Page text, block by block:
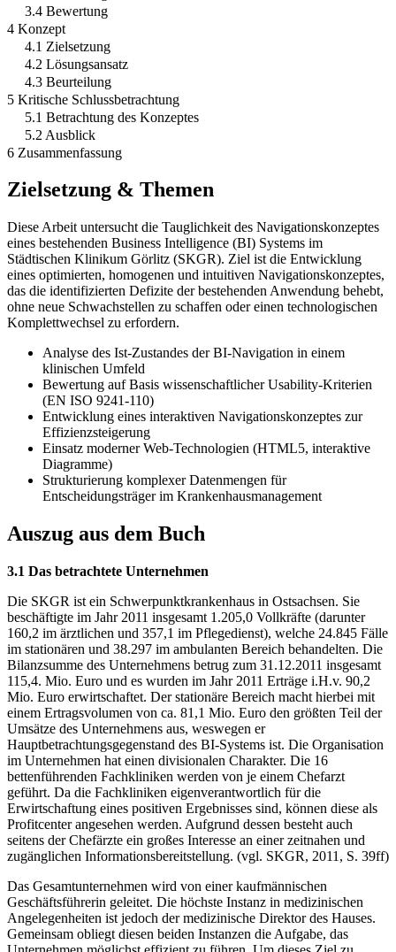
3.4 Bewertung
4 Konzept
4.1 Zielsetzung
4.2 Lösungsansatz
4.3 Beurteilung
5 Kritische Schlussbetrachtung
5.1 Betrachtung des Konzeptes
5.2 Ausblick
6 Zusammenfassung
Zielsetzung & Themen
Diese Arbeit untersucht die Tauglichkeit des Navigationskonzeptes
eines bestehenden Business Intelligence (BI) Systems im
Städtischen Klinikum Görlitz (SKGR). Ziel ist die Entwicklung
eines optimierten, homogenen und intuitiven Navigationskonzeptes,
das die identifizierten Defizite der bestehenden Anwendung behebt,
ohne neue Schwachstellen zu schaffen oder einen technologischen
Komplettwechsel zu erfordern.
Analyse des Ist-Zustandes der BI-Navigation in einem
klinischen Umfeld
Bewertung auf Basis wissenschaftlicher Usability-Kriterien
(EN ISO 9241-110)
Entwicklung eines interaktiven Navigationskonzeptes zur
Effizienzsteigerung
Einsatz moderner Web-Technologien (HTML5, interaktive
Diagramme)
Strukturierung komplexer Datenmengen für
Entscheidungsträger im Krankenhausmanagement
Auszug aus dem Buch
3.1 Das betrachtete Unternehmen
Die SKGR ist ein Schwerpunktkrankenhaus in Ostsachsen. Sie
beschäftigte im Jahr 2011 insgesamt 1.205,0 Vollkräfte (darunter
160,2 im ärztlichen und 357,1 im Pflegedienst), welche 24.845 Fälle
im stationären und 38.297 im ambulanten Bereich behandelten. Die
Bilanzsumme des Unternehmens betrug zum 31.12.2011 insgesamt
115,4. Mio. Euro und es wurden im Jahr 2011 Erträge i.H.v. 90,2
Mio. Euro erwirtschaftet. Der stationäre Bereich macht hierbei mit
einem Ertragsvolumen von ca. 81,1 Mio. Euro den größten Teil der
Umsätze des Unternehmens aus, weswegen er
Hauptbetrachtungsgegenstand des BI-Systems ist. Die Organisation
im Unternehmen hat einen divisionalen Charakter. Die 16
bettenführenden Fachkliniken werden von je einem Chefarzt
geführt. Da die Fachkliniken eigenverantwortlich für die
Erwirtschaftung eines positiven Ergebnisses sind, können diese als
Profitcenter angesehen werden. Aufgrund dessen besteht auch
seitens der Chefärzte ein großes Interesse an einer zeitnahen und
zugänglichen Informationsbereitstellung. (vgl. SKGR, 2011, S. 39ff)
Das Gesamtunternehmen wird von einer kaufmännischen
Geschäftsführerin geleitet. Die höchste Instanz in medizinischen
Angelegenheiten ist jedoch der medizinische Direktor des Hauses.
Gemeinsam obliegt diesen beiden Instanzen die Aufgabe, das